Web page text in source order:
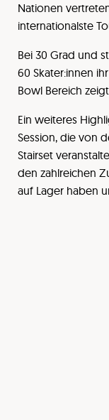
Nationen
internationalste
Bei 30 Grad und
60 Skater:innen
Bowl Bereich
Ein weiteres
Session, die von
Stairset
den zahlreichen
auf Lager haben